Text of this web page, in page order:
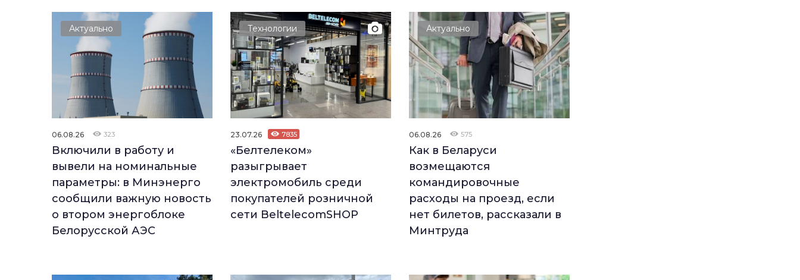
Актуально
06.08.26 323
Включили в работу и
вывели на номинальные
параметры: в Минэнерго
сообщили важную новость
о втором энергоблоке
Белорусской АЭС
Технологии
23.07.26 7835
«Белтелеком»
разыгрывает
электромобиль среди
покупателей розничной
сети BeltelecomSHOP
Актуально
06.08.26 575
Как в Беларуси
возмещаются
командировочные
расходы на проезд, если
нет билетов, рассказали в
Минтруда